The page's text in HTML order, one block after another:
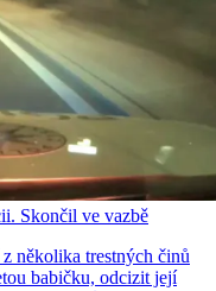
Skončil ve vazbě
několika trestných činů
babičku, odcizit její